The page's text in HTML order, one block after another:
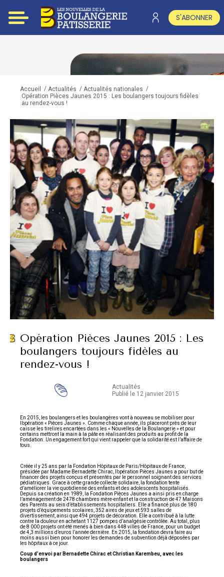
S'ABONNER
Accueil / Actualités / Actualités nationales /
Opération Pièces Jaunes 2015 : Les boulangers toujours fidèles
au rendez-vous !
Opération Pièces Jaunes 2015 : Les
boulangers toujours fidèles au
rendez-vous !
Actualités
Publié le 12 janvier 2015
En 2015, les boulangers et les boulangères vont à nouveau se mobiliser pour
l’opération « Pièces Jaunes ». Comme chaque année, ils placeront près de leur
caisse les tirelires encartées dans les « Nouvelles de la Boulangerie » et pour
certains mettront la main à la pâte en réalisant des produits au profit de la
Fondation. Un engagement fort qui vient rappeler que la solidarité est l’affaire de
tous.
Créée il y 25 ans par la Fondation Hôpitaux de Paris/Hôpitaux de France,
présidée par Madame Bernadette Chirac, l’opération Pièces Jaunes a pour but de
financer des projets conçus et présentés par le personnel soignant des services
pédiatriques. Grace à cette grande collecte solidaire, la fondation tente
d’améliorer la vie quotidienne des enfants et des adolescents hospitalisés.
Depuis sa création en 1989, la Fondation Pièces Jaunes a ainsi pris en charge
l’aménagement de 2478 chambres mère-enfant et la construction de 47 Maisons
des Parents au sein d’établissements hospitaliers. Elle a financé plus de 180
projets d’équipements scolaires, 352 aires de jeux et 593 salles de
divertissement, ainsi que 494 projets de décoration. Elle a contribué à la lutte
contre la douleur en achetant 1127 pompes d’analgésie contrôlée. Au total, plus
de 8 000 projets ont été menés à bien dans 448 villes de France, pour un budget
de 4,3 millions d’euros l’année dernière. En 2015, la fondation devra faire au
moins aussi bien pour honorer les demandes de subvention déjà déposées par
les hôpitaux à ce jour.
Coup d’envoi par Bernadette Chirac et Christian Karembeu, avec les
boulangers